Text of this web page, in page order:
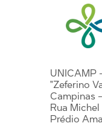
UNICAMP
"Zeferino
Campinas
Rua
Prédio